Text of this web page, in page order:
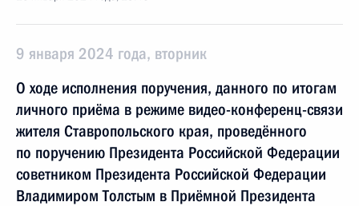
9 января 2024 года, вторник
О ходе исполнения поручения, данного по итогам
личного приёма в режиме видео-конференц-связи
жителя Ставропольского края, проведённого
по поручению Президента Российской Федерации
советником Президента Российской Федерации
Владимиром Толстым в Приёмной Президента